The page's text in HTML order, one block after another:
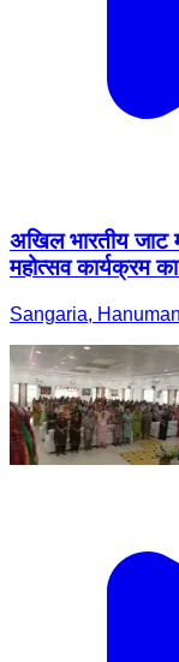
अखिल भारतीय जाट
महोत्सव कार्यक्रम
Sangaria,